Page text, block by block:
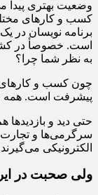
وضعیت بهتری پیدا
کسب و کارهای
برنامه نویسان در
است. خصوصأ در
به نظر شما چرا؟
چون کسب و کارهای
پیشرفت است. همه
حتی دید و
سرگرمی‌ها و
الکترونیکی
ولی صحبت در